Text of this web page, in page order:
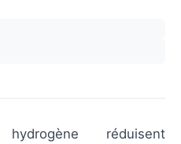
réduisent